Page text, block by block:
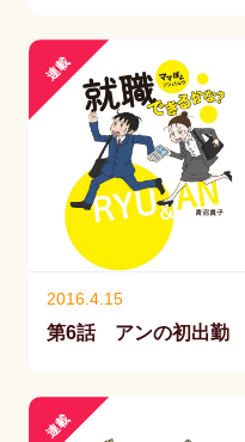
連載
2016.4.15
第6話 アンの初出勤
連載